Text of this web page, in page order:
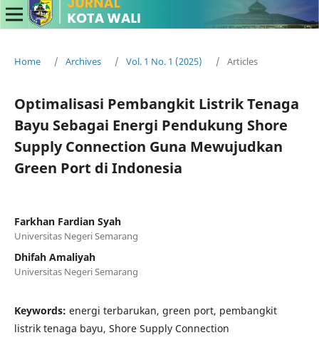
Home / Archives / Vol. 1 No. 1 (2025) / Articles
Optimalisasi Pembangkit Listrik Tenaga
Bayu Sebagai Energi Pendukung Shore
Supply Connection Guna Mewujudkan
Green Port di Indonesia
Farkhan Fardian Syah
Universitas Negeri Semarang
Dhifah Amaliyah
Universitas Negeri Semarang
Keywords: energi terbarukan, green port, pembangkit
listrik tenaga bayu, Shore Supply Connection